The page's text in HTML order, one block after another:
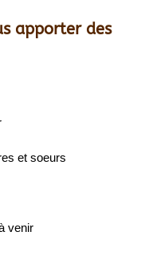
apporter des
et soeurs
venir